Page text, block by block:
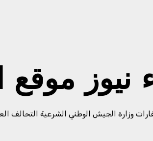
نيوز
وزارة الجيش الوطني الشرعية التحالف